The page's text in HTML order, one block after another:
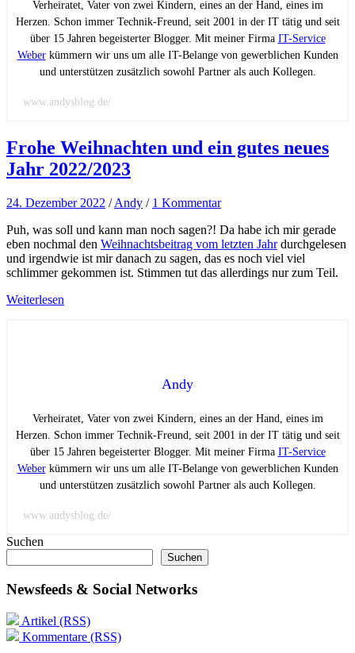
Verheiratet, Vater von zwei Kindern, eines an der Hand, eines im
Herzen. Schon immer Technik-Freund, seit 2001 in der IT tätig und seit
über 15 Jahren begeisterter Blogger. Mit meiner Firma IT-Service
Weberkümmern wir uns um alle IT-Belange von gewerblichen Kunden
und unterstützen zusätzlich sowohl Partner als auch Kollegen.
www.andysblog.de/
Frohe Weihnachten und ein gutes neues
Jahr 2022/2023
24. Dezember 2022 /Andy / 1 Kommentar
Puh, was soll und kann man noch sagen?! Da habe ich mir gerade
eben nochmal den Weihnachtsbeitrag vom letzten Jahrdurchgelesen
und irgendwie ist mir danach zu sagen, das es noch viel viel
schlimmer gekommen ist. Stimmen tut das allerdings nur zum Teil.
Weiterlesen
Andy
Verheiratet, Vater von zwei Kindern, eines an der Hand, eines im
Herzen. Schon immer Technik-Freund, seit 2001 in der IT tätig und seit
über 15 Jahren begeisterter Blogger. Mit meiner Firma IT-Service
Weberkümmern wir uns um alle IT-Belange von gewerblichen Kunden
und unterstützen zusätzlich sowohl Partner als auch Kollegen.
www.andysblog.de/
Suchen
Suchen
Newsfeeds & Social Networks
Artikel (RSS)
Kommentare (RSS)